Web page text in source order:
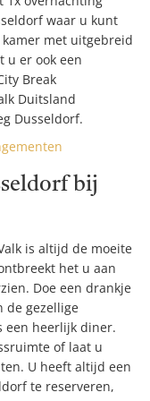
waar u kunt
met uitgebreid
u er ook een
Break
Duitsland
Dusseldorf.
bij
is altijd de moeite
het u aan
Doe een drankje
de gezellige
een heerlijk diner.
of laat u
U heeft altijd een
te reserveren,